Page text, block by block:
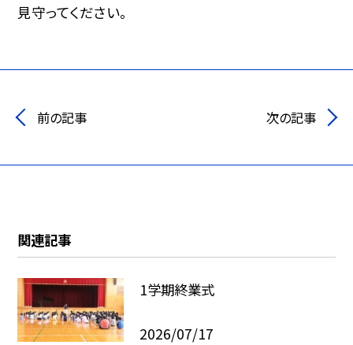
見守ってください。
前の記事 次の記事
関連記事
1学期終業式
2026/07/17